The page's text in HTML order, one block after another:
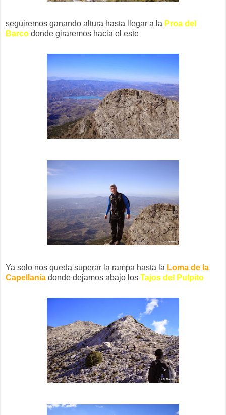
seguiremos ganando altura hasta llegar a la Proa del
Barco donde giraremos hacia el este
Ya solo nos queda superar la rampa hasta la Loma de la
Capellanía donde dejamos abajo los Tajos del Pulpito